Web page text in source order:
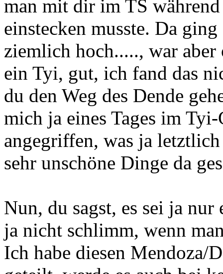
man mit dir im TS
einstecken musste. Da
ziemlich hoch....., war
ein Tyi, gut, ich fand das
du den Weg des Dende
mich ja eines Tages im
angegriffen, was ja
sehr unschöne Dinge da
Nun, du sagst, es sei ja nur
ja nicht schlimm, wenn
Ich habe diesen Mendoza/